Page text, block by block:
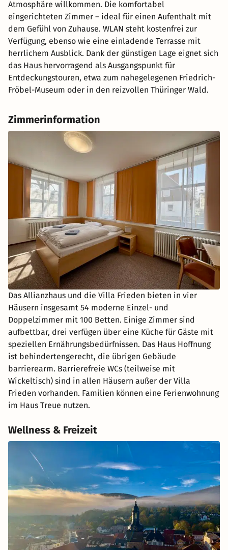
Atmosphäre willkommen. Die komfortabel
eingerichteten Zimmer – ideal für einen Aufenthalt mit
dem Gefühl von Zuhause. WLAN steht kostenfrei zur
Verfügung, ebenso wie eine einladende Terrasse mit
herrlichem Ausblick. Dank der günstigen Lage eignet sich
das Haus hervorragend als Ausgangspunkt für
Entdeckungstouren, etwa zum nahegelegenen Friedrich-
Fröbel-Museum oder in den reizvollen Thüringer Wald.
Zimmerinformation
Das Allianzhaus und die Villa Frieden bieten in vier
Häusern insgesamt 54 moderne Einzel- und
Doppelzimmer mit 100 Betten. Einige Zimmer sind
aufbettbar, drei verfügen über eine Küche für Gäste mit
speziellen Ernährungsbedürfnissen. Das Haus Hoffnung
ist behindertengerecht, die übrigen Gebäude
barrierearm. Barrierefreie WCs (teilweise mit
Wickeltisch) sind in allen Häusern außer der Villa
Frieden vorhanden. Familien können eine Ferienwohnung
im Haus Treue nutzen.
Wellness & Freizeit